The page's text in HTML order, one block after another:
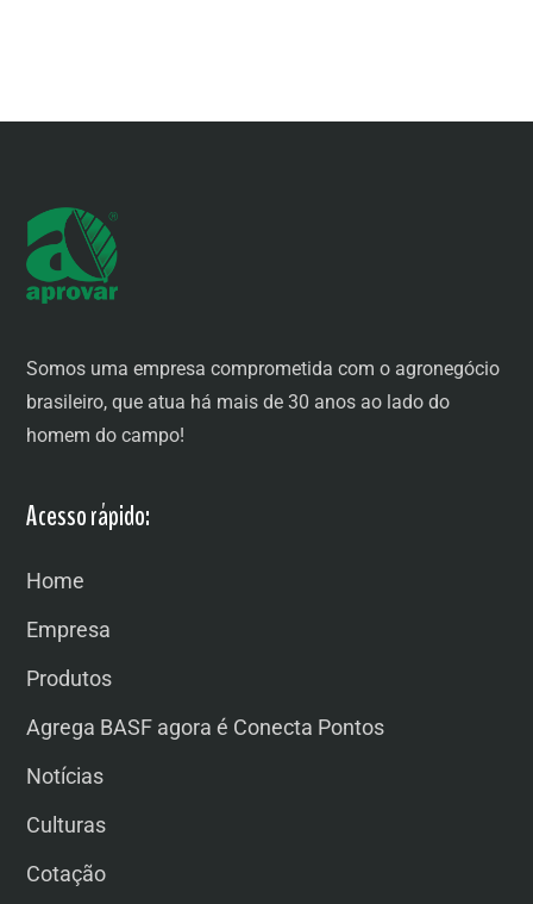
Somos uma empresa comprometida com o agronegócio
brasileiro, que atua há mais de 30 anos ao lado do
homem do campo!
Acesso rápido:
Home
Empresa
Produtos
Agrega BASF agora é Conecta Pontos
Notícias
Culturas
Cotação